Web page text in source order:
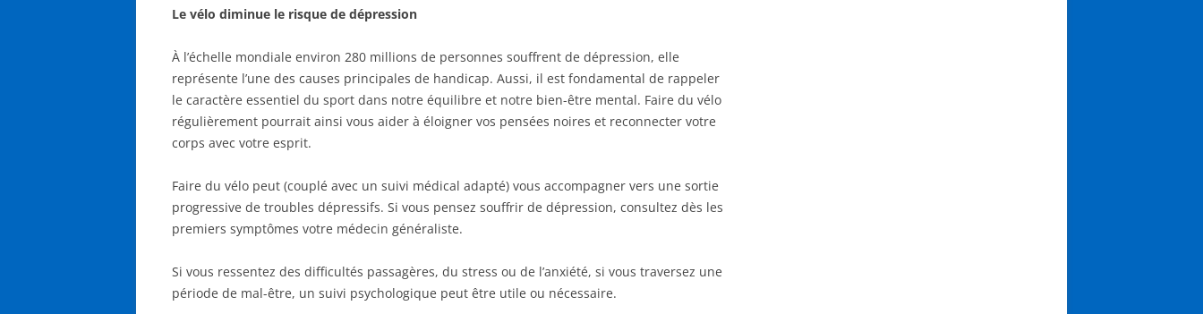
Le vélo diminue le risque de dépression
À l’échelle mondiale environ 280 millions de personnes souffrent de dépression, elle
représente l’une des causes principales de handicap. Aussi, il est fondamental de rappeler
le caractère essentiel du sport dans notre équilibre et notre bien-être mental. Faire du vélo
régulièrement pourrait ainsi vous aider à éloigner vos pensées noires et reconnecter votre
corps avec votre esprit.
Faire du vélo peut (couplé avec un suivi médical adapté) vous accompagner vers une sortie
progressive de troubles dépressifs. Si vous pensez souffrir de dépression, consultez dès les
premiers symptômes votre médecin généraliste.
Si vous ressentez des difficultés passagères, du stress ou de l’anxiété, si vous traversez une
période de mal-être, un suivi psychologique peut être utile ou nécessaire.